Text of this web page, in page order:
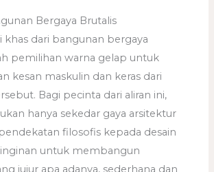
Bergaya Brutalis
khas dari bangunan bergaya
pemilihan warna gelap untuk
kesan maskulin dan keras dari
Bagi pecinta dari aliran ini,
hanya sekedar gaya arsitektur
filosofis kepada desain
untuk membangun
jujur apa adanya, sederhana dan